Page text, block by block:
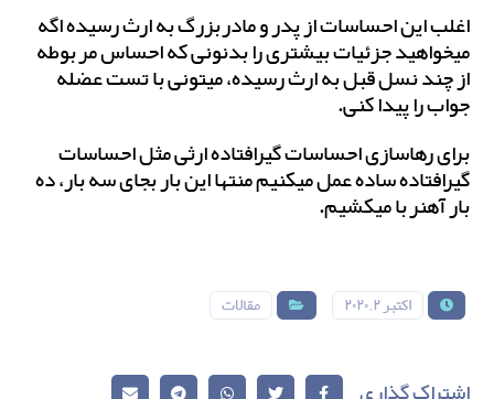
اغلب این احساسات از پدر و مادربزرگ به ارث رسیده اگه
میخواهید جزئیات بیشتری را بدنونی که احساس مربوطه
از چند نسل قبل به ارث رسیده، میتونی با تست عضله
جواب را پیدا کنی.
برای رهاسازی احساسات گیرافتاده ارثی مثل احساسات
گیرافتاده ساده عمل میکنیم منتها این بار بجای سه بار، ده
بار آهنربا میکشیم.
اکتبر ۲, ۲۰۲۰ مقالات